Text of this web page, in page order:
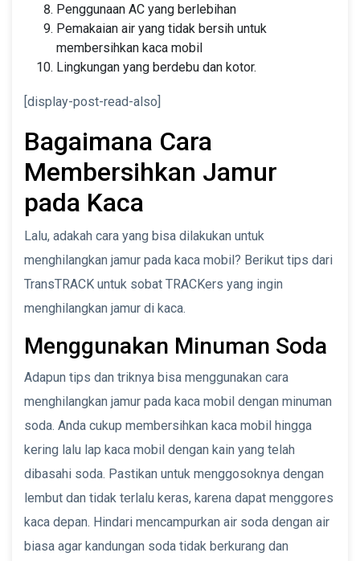
Penggunaan AC yang berlebihan
Pemakaian air yang tidak bersih untuk
membersihkan kaca mobil
Lingkungan yang berdebu dan kotor.
[display-post-read-also]
Bagaimana Cara
Membersihkan Jamur
pada Kaca
Lalu, adakah cara yang bisa dilakukan untuk
menghilangkan jamur pada kaca mobil? Berikut tips dari
TransTRACK untuk sobat TRACKers yang ingin
menghilangkan jamur di kaca.
Menggunakan Minuman Soda
Adapun tips dan triknya bisa menggunakan cara
menghilangkan jamur pada kaca mobil dengan minuman
soda. Anda cukup membersihkan kaca mobil hingga
kering lalu lap kaca mobil dengan kain yang telah
dibasahi soda. Pastikan untuk menggosoknya dengan
lembut dan tidak terlalu keras, karena dapat menggores
kaca depan. Hindari mencampurkan air soda dengan air
biasa agar kandungan soda tidak berkurang dan